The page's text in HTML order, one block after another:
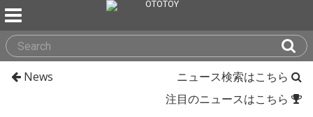
News
ニュース検索はこちら
注目のニュースはこちら